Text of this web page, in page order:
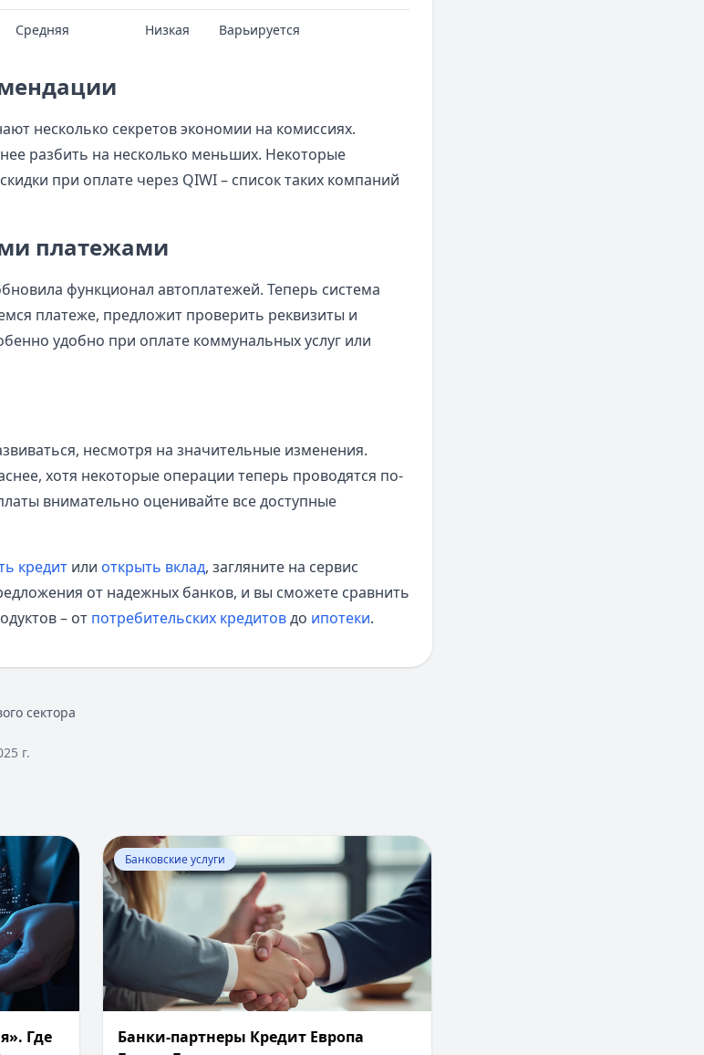
Средняя Низкая Варьируется
несколько секретов экономии на комиссиях.
разбить на несколько меньших. Некоторые
при оплате через QIWI – список таких компаний
платежами
функционал автоплатежей. Теперь система
платеже, предложит проверить реквизиты и
удобно при оплате коммунальных услуг или
несмотря на значительные изменения.
хотя некоторые операции теперь проводятся по-
внимательно оценивайте все доступные
кредитили открыть вклад, загляните на сервис
от надежных банков, и вы сможете сравнить
– от потребительских кредитовдо ипотеки.
сектора
г.
«Россия». Где можно снять деньги с карты банка «Россия» без комиссии
Где
Перейти к статье: Банки-партнеры Кредит Европа Банка. Где можно снять деньги
Банковские услуги
Банки-партнеры Кредит Европа